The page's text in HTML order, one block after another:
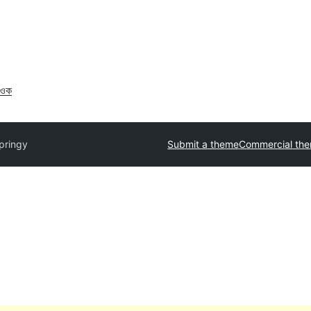
Submit a themeCommercial